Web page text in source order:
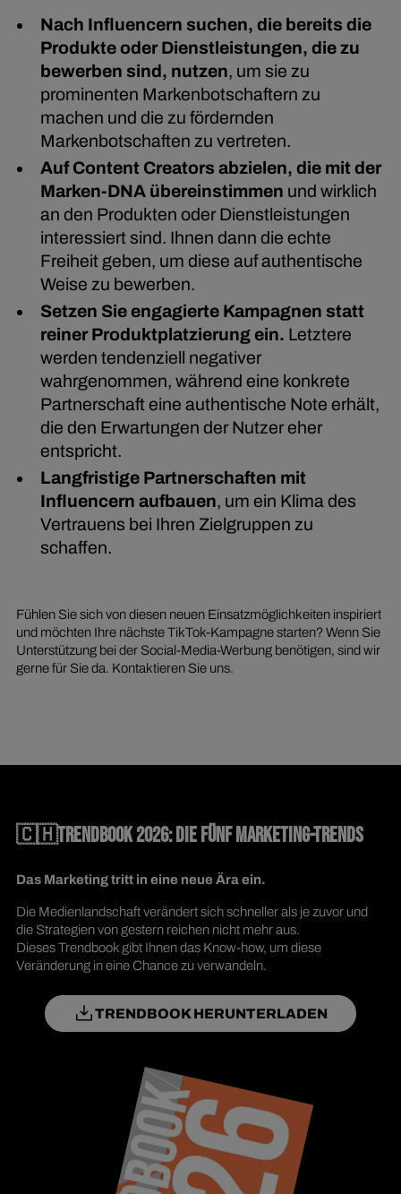
Nach Influencern suchen, die bereits die
Produkte oder Dienstleistungen, die zu
bewerben sind, nutzen, um sie zu
prominenten Markenbotschaftern zu
machen und die zu fördernden
Markenbotschaften zu vertreten.
Auf Content Creators abzielen, die mit der
Marken-DNA übereinstimmen und wirklich
an den Produkten oder Dienstleistungen
interessiert sind. Ihnen dann die echte
Freiheit geben, um diese auf authentische
Weise zu bewerben.
Setzen Sie engagierte Kampagnen statt
reiner Produktplatzierung ein. Letztere
werden tendenziell negativer
wahrgenommen, während eine konkrete
Partnerschaft eine authentische Note erhält,
die den Erwartungen der Nutzer eher
entspricht.
Langfristige Partnerschaften mit
Influencern aufbauen, um ein Klima des
Vertrauens bei Ihren Zielgruppen zu
schaffen.
Fühlen Sie sich von diesen neuen Einsatzmöglichkeiten inspiriert
und möchten Ihre nächste TikTok-Kampagne starten? Wenn Sie
Unterstützung bei der Social-Media-Werbung benötigen, sind wir
gerne für Sie da. Kontaktieren Sie uns.
🇨🇭TRENDBOOK 2026: DIE FÜNF MARKETING-TRENDS
Das Marketing tritt in eine neue Ära ein.
Die Medienlandschaft verändert sich schneller als je zuvor und
die Strategien von gestern reichen nicht mehr aus.
Dieses Trendbook gibt Ihnen das Know-how, um diese
Veränderung in eine Chance zu verwandeln.
TRENDBOOK HERUNTERLADEN